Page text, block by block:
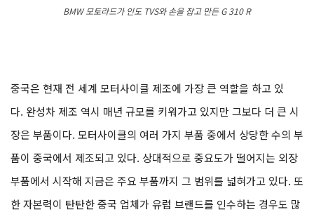
BMW 모토라드가 인도 TVS와 손을 잡고 만든 G 310 R
중국은 현재 전 세계 모터사이클 제조에 가장 큰 역할을 하고 있
다. 완성차 제조 역시 매년 규모를 키워가고 있지만 그보다 더 큰 시
장은 부품이다. 모터사이클의 여러 가지 부품 중에서 상당한 수의 부
품이 중국에서 제조되고 있다. 상대적으로 중요도가 떨어지는 외장
부품에서 시작해 지금은 주요 부품까지 그 범위를 넓혀가고 있다. 또
한 자본력이 탄탄한 중국 업체가 유럽 브랜드를 인수하는 경우도 많